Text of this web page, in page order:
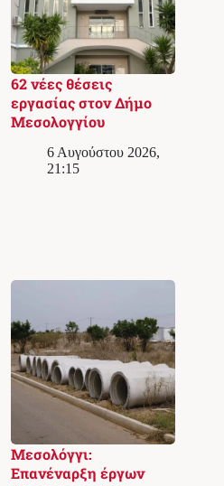
62 νέες θέσεις
εργασίας στον Δήμο
Μεσολογγίου
6 Αυγούστου 2026,
21:15
Μεσολόγγι:
Επανέναρξη έργων